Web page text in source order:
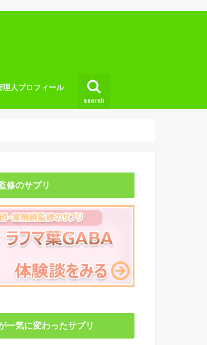
search
理人プロフィール
修のサプリ
一気に変わったサプリ